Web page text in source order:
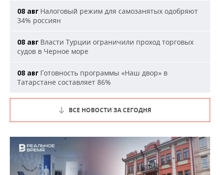
08 авг Налоговый режим для самозанятых одобряют
34% россиян
08 авг Власти Турции ограничили проход торговых
судов в Черное море
08 авг Готовность программы «Наш двор» в
Татарстане составляет 86%
ВСЕ НОВОСТИ ЗА СЕГОДНЯ